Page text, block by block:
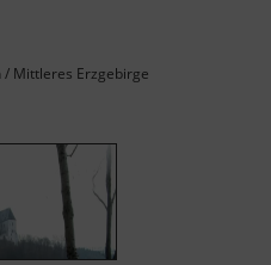
/ Mittleres Erzgebirge